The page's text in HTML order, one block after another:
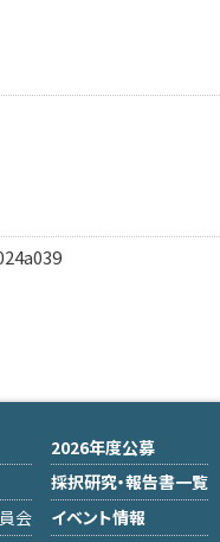
会
2026年度公募
採択研究・報告書一覧
イベント情報